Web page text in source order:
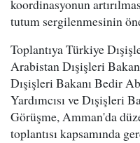
koordinasyonun
tutum sergilenmesinin
Toplantıya Türkiye
Arabistan Dışişleri
Dışişleri Bakanı Bedir
Yardımcısı ve Dışişleri
Görüşme, Amman'da
toplantısı kapsamında